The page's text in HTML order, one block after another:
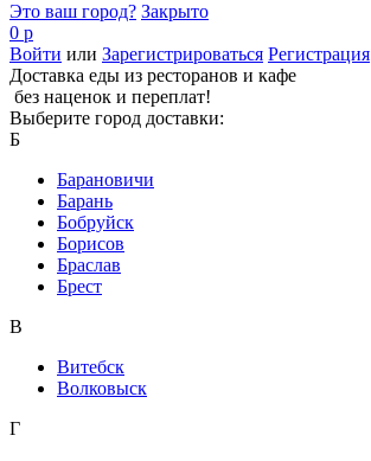
Это ваш город? Закрыто
0 р
Войти или Зарегистрироваться Регистрация
Доставка еды из ресторанов и кафе
без наценок и переплат!
Выберите город доставки:
Б
Барановичи
Барань
Бобруйск
Борисов
Браслав
Брест
В
Витебск
Волковыск
Г